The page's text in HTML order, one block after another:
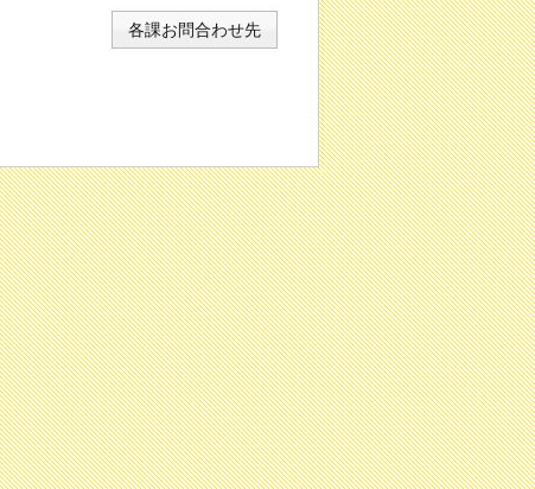
各課お問合わせ先